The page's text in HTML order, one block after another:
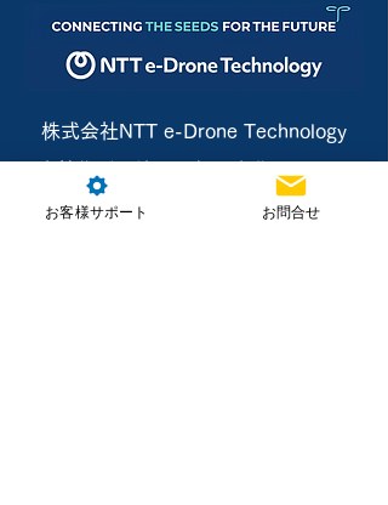
株式会社NTT e-Drone Technology
お客様サポート お問合せ